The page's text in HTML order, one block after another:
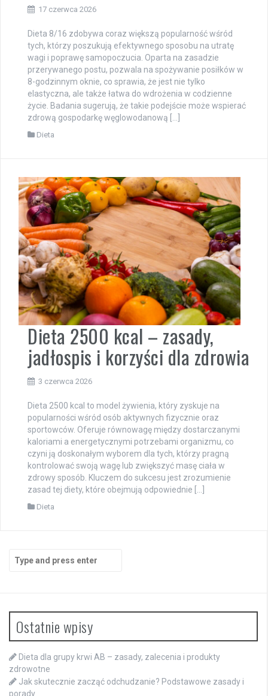
17 czerwca 2026
Dieta 8/16 zdobywa coraz większą popularność wśród
tych, którzy poszukują efektywnego sposobu na utratę
wagi i poprawę samopoczucia. Oparta na zasadzie
przerywanego postu, pozwala na spożywanie posiłków w
8-godzinnym oknie, co sprawia, że jest nie tylko
elastyczna, ale także łatwa do wdrożenia w codzienne
życie. Badania sugerują, że takie podejście może wspierać
zdrową gospodarkę węglowodanową […]
Dieta
Dieta 2500 kcal – zasady,
jadłospis i korzyści dla zdrowia
3 czerwca 2026
Dieta 2500 kcal to model żywienia, który zyskuje na
popularności wśród osób aktywnych fizycznie oraz
sportowców. Oferuje równowagę między dostarczanymi
kaloriami a energetycznymi potrzebami organizmu, co
czyni ją doskonałym wyborem dla tych, którzy pragną
kontrolować swoją wagę lub zwiększyć masę ciała w
zdrowy sposób. Kluczem do sukcesu jest zrozumienie
zasad tej diety, które obejmują odpowiednie […]
Dieta
Search
for:
Ostatnie wpisy
Dieta dla grupy krwi AB – zasady, zalecenia i produkty
zdrowotne
Jak skutecznie zacząć odchudzanie? Podstawowe zasady i
porady